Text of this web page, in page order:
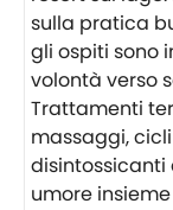
sulla pratica
gli ospiti sono
volontà verso
Trattamenti
massaggi,
umore